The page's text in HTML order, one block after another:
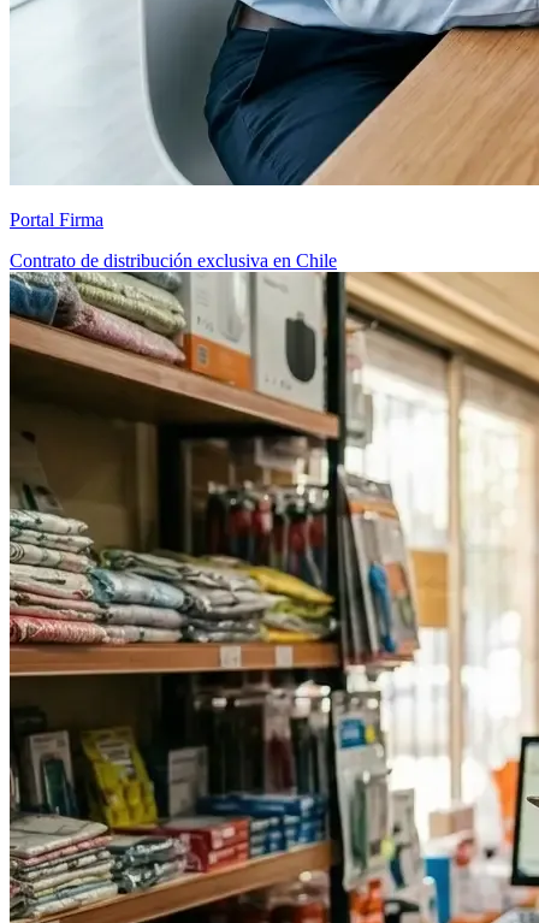
Portal Firma
Contrato de distribución exclusiva en Chile